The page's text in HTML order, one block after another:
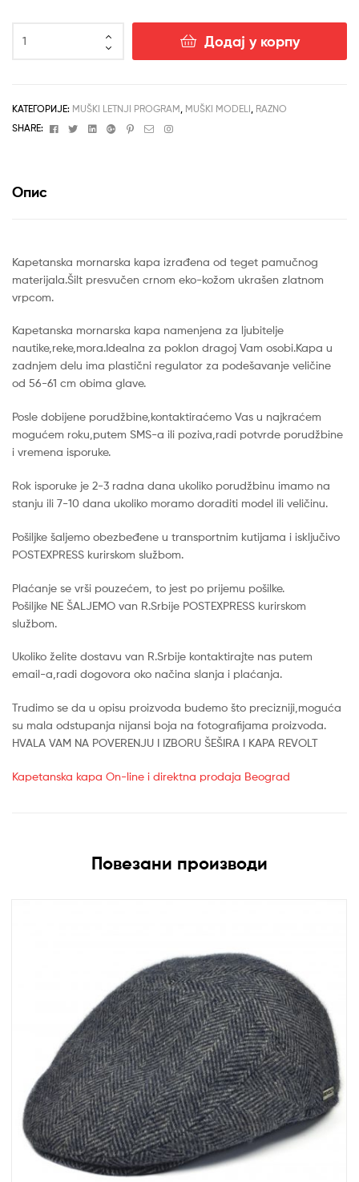
mornarska
Додај у корпу
КАТЕГОРИЈЕ: MUŠKI LETNJI PROGRAM MUŠKI MODELI RAZNO
SHARE:
FacebookTwitterLinkedinGoogle+Pinterest
EmailInstagram
Опис
Kapetanska mornarska kapa izrađena od teget pamučnog
materijala.Šilt presvučen crnom eko-kožom ukrašen zlatnom
vrpcom.
Kapetanska mornarska kapa namenjena za ljubitelje
nautike,reke,mora.Idealna za poklon dragoj Vam osobi.Kapa u
zadnjem delu ima plastični regulator za podešavanje veličine
od 56-61 cm obima glave.
Posle dobijene porudžbine,kontaktiraćemo Vas u najkraćem
mogućem roku,putem SMS-a ili poziva,radi potvrde porudžbine
i vremena isporuke.
Rok isporuke je 2-3 radna dana ukoliko porudžbinu imamo na
stanju ili 7-10 dana ukoliko moramo doraditi model ili veličinu.
Pošiljke šaljemo obezbeđene u transportnim kutijama i isključivo
POSTEXPRESS kurirskom službom.
Plaćanje se vrši pouzećem, to jest po prijemu pošilke.
Pošiljke NE ŠALJEMO van R.Srbije POSTEXPRESS kurirskom
službom.
Ukoliko želite dostavu van R.Srbije kontaktirajte nas putem
email-a,radi dogovora oko načina slanja i plaćanja.
Trudimo se da u opisu proizvoda budemo što precizniji,moguća
su mala odstupanja nijansi boja na fotografijama proizvoda.
HVALA VAM NA POVERENJU I IZBORU ŠEŠIRA I KAPA REVOLT
Kapetanska kapa On-line i direktna prodaja Beograd
Повезани производи